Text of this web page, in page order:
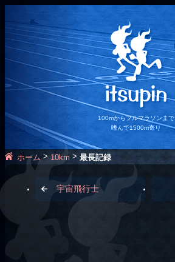
100mからフルマラソンまで
嗜んで1500m寄り
ホーム>10km > 最長記録
宇宙飛行士